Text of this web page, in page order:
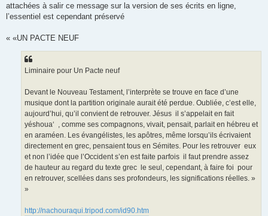
attachées à salir ce message sur la version de ses écrits en ligne,
l’essentiel est cependant préservé
« «UN PACTE NEUF
Liminaire pour Un Pacte neuf
Devant le Nouveau Testament, l’interprète se trouve en face d’une
musique dont la partition originale aurait été perdue. Oubliée, c’est elle,
aujourd’hui, qu’il convient de retrouver. Jésus ­ il s’appelait en fait
yéshoua‘ ­ , comme ses compagnons, vivait, pensait, parlait en hébreu et
en araméen. Les évangélistes, les apôtres, même lorsqu’ils écrivaient
directement en grec, pensaient tous en Sémites. Pour les retrouver ­ eux
et non l’idée que l’Occident s’en est faite parfois ­ il faut prendre assez
de hauteur au regard du texte grec ­ le seul, cependant, à faire foi ­ pour
en retrouver, scellées dans ses profondeurs, les significations réelles. »
»
http://nachouraqui.tripod.com/id90.htm